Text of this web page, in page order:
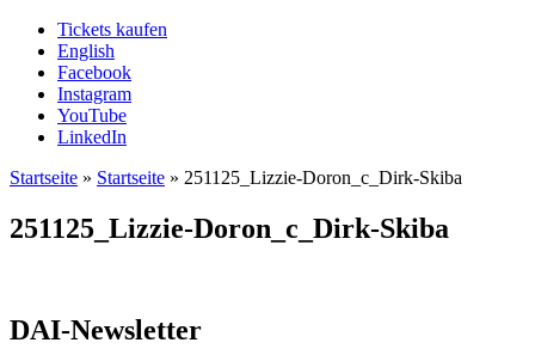
Tickets kaufen
English
Facebook
Instagram
YouTube
LinkedIn
Startseite » Startseite » 251125_Lizzie-Doron_c_Dirk-Skiba
251125_Lizzie-Doron_c_Dirk-Skiba
DAI-Newsletter